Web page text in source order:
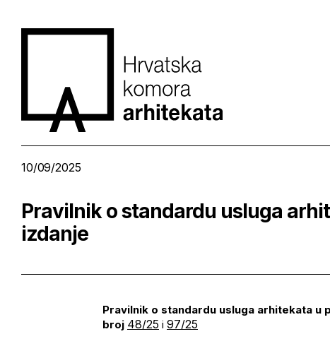
10/09/2025
Pravilnik o standardu usluga
izdanje
Pravilnik o standardu usluga arhitekata
broj 48/25 i 97/25